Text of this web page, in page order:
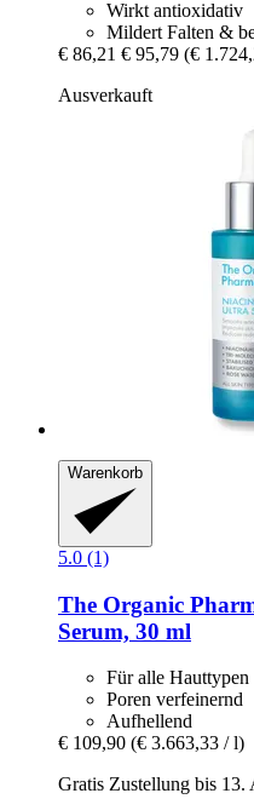
Wirkt antioxidativ
Mildert Falten &
€ 86,21 € 95,79 (€
Ausverkauft
Warenkorb
5.0 (1)
The Organic
Serum, 30 ml
Für alle Hauttypen
Poren verfeinernd
Aufhellend
€ 109,90 (€ 3.663,33 / l)
Gratis Zustellung bis 13.